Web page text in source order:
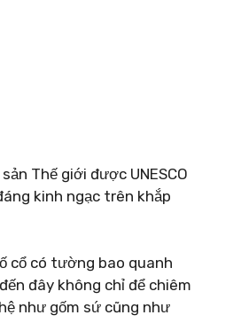
Thế giới được UNESCO
kinh ngạc trên khắp
cổ có tường bao quanh
đây không chỉ để chiêm
như gốm sứ cũng như